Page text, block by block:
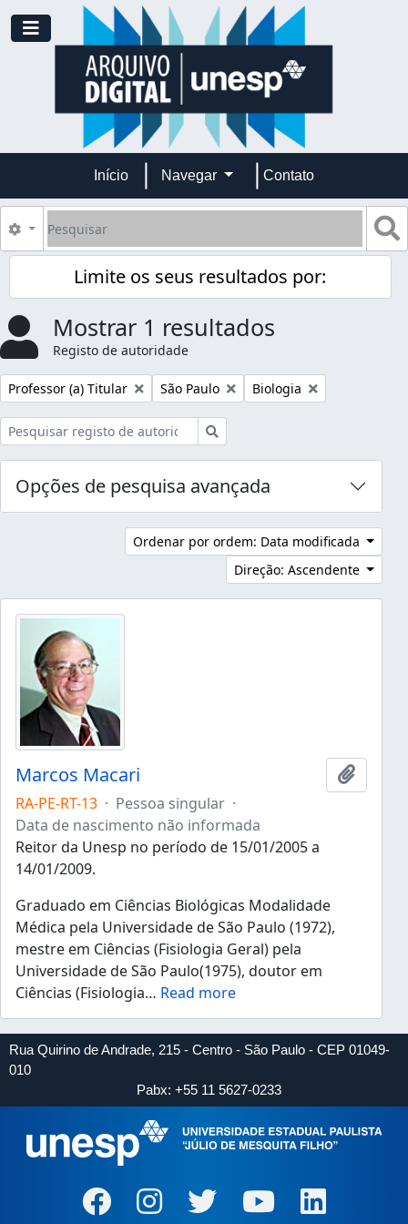
Skip to main content
Toggle navigation
Início Navegar Contato
Pesquisar
Opções de busca
Limite os seus resultados por:
Mostrar 1 resultados
Registo de autoridade
Remover filtro:
Professor (a) Titular Remover filtro:
São Paulo Remover filtro:
Biologia
Opções de pesquisa avançada
Ordenar por ordem: Data modificada
Direção: Ascendente
Marcos Macari
RA-PE-RT-13 · Pessoa singular ·
Data de nascimento não informada
Reitor da Unesp no período de 15/01/2005 a
14/01/2009.
Graduado em Ciências Biológicas Modalidade
Médica pela Universidade de São Paulo (1972),
mestre em Ciências (Fisiologia Geral) pela
Universidade de São Paulo(1975), doutor em
Ciências (Fisiologia… Read more
Rua Quirino de Andrade, 215 - Centro - São Paulo - CEP 01049-
010
Pabx: +55 11 5627-0233